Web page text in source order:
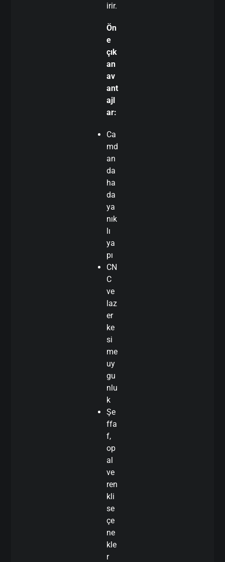
irir.
Ön
e
çık
an
av
ant
ajl
ar:
Ca
md
an
da
ha
da
ya
nık
lı
ya
pı
CN
C
ve
laz
er
ke
si
me
uy
gu
nlu
k
Şe
ffa
f,
op
al
ve
ren
kli
se
çe
ne
kle
r